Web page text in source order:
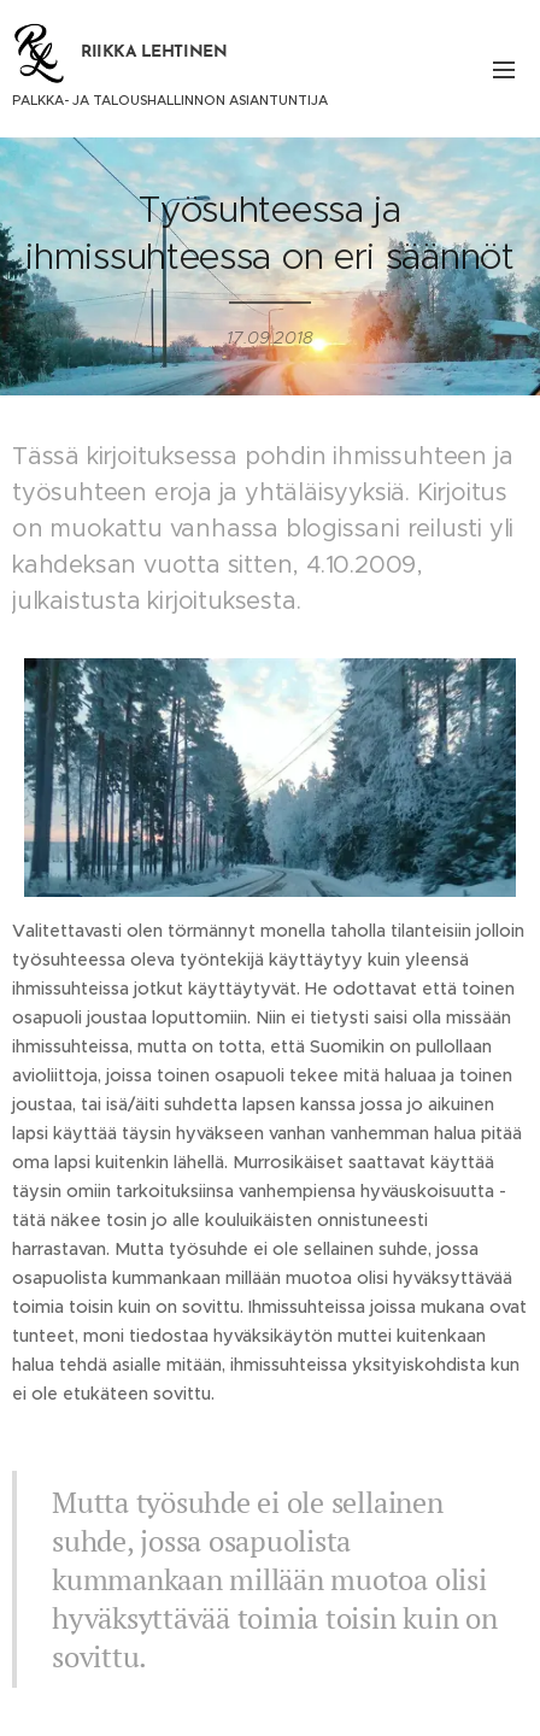
RIIKKA LEHTINEN
PALKKA- JA TALOUSHALLINNON ASIANTUNTIJA
Työsuhteessa ja
ihmissuhteessa on eri säännöt
17.09.2018
Tässä kirjoituksessa pohdin ihmissuhteen ja
työsuhteen eroja ja yhtäläisyyksiä. Kirjoitus
on muokattu vanhassa blogissani reilusti yli
kahdeksan vuotta sitten, 4.10.2009,
julkaistusta kirjoituksesta.
Valitettavasti olen törmännyt monella taholla tilanteisiin jolloin
työsuhteessa oleva työntekijä käyttäytyy kuin yleensä
ihmissuhteissa jotkut käyttäytyvät. He odottavat että toinen
osapuoli joustaa loputtomiin. Niin ei tietysti saisi olla missään
ihmissuhteissa, mutta on totta, että Suomikin on pullollaan
avioliittoja, joissa toinen osapuoli tekee mitä haluaa ja toinen
joustaa, tai isä/äiti suhdetta lapsen kanssa jossa jo aikuinen
lapsi käyttää täysin hyväkseen vanhan vanhemman halua pitää
oma lapsi kuitenkin lähellä. Murrosikäiset saattavat käyttää
täysin omiin tarkoituksiinsa vanhempiensa hyväuskoisuutta -
tätä näkee tosin jo alle kouluikäisten onnistuneesti
harrastavan. Mutta työsuhde ei ole sellainen suhde, jossa
osapuolista kummankaan millään muotoa olisi hyväksyttävää
toimia toisin kuin on sovittu. Ihmissuhteissa joissa mukana ovat
tunteet, moni tiedostaa hyväksikäytön muttei kuitenkaan
halua tehdä asialle mitään, ihmissuhteissa yksityiskohdista kun
ei ole etukäteen sovittu.
Mutta työsuhde ei ole sellainen
suhde, jossa osapuolista
kummankaan millään muotoa olisi
hyväksyttävää toimia toisin kuin on
sovittu.